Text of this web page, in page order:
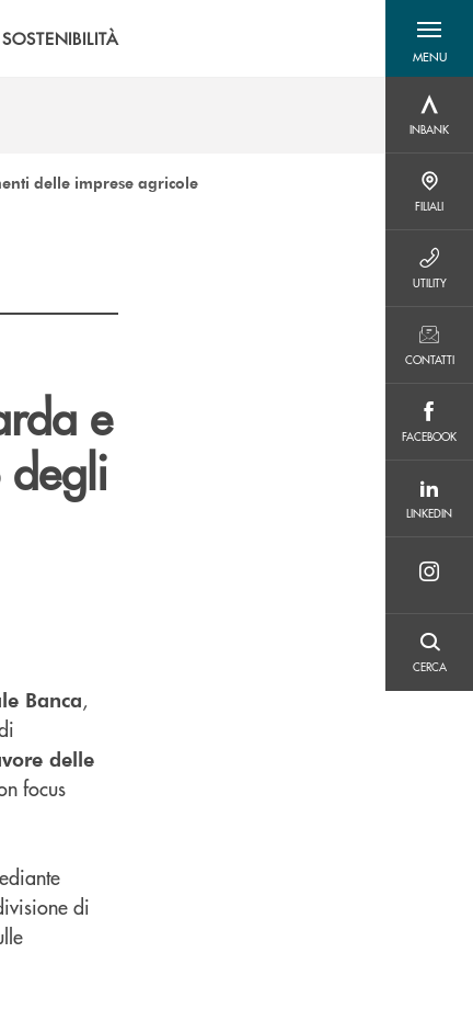
SOSTENIBILITÀ
MENU
menu
INBANK
FILIALI
UTILITY
CONTATTI
FACEBOOK
LINKEDIN
CERCA
delle imprese agricole
e
degli
Banca,
delle
focus
di